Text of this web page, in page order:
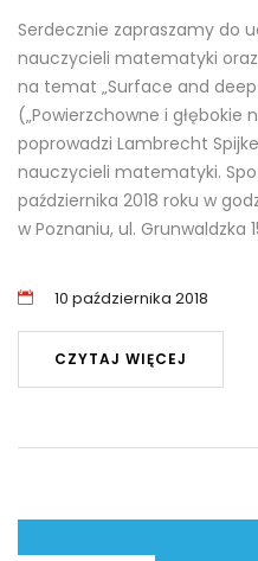
Serdecznie zapraszamy do
nauczycieli matematyki
na temat „Surface and
(„Powierzchowne i głębokie
poprowadzi Lambrecht
nauczycieli matematyki.
października 2018 roku w
w Poznaniu, ul. Grunwaldzka
10 października 2018
CZYTAJ WIĘCEJ